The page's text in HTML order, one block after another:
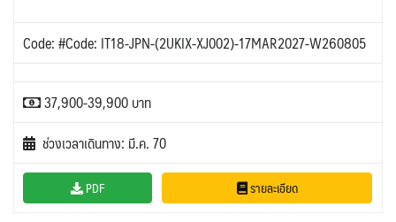
Code: #Code: IT18-JPN-(2UKIX-XJ002)-17MAR2027-W260805
37,900-39,900 บาท
ช่วงเวลาเดินทาง: มี.ค. 70
PDF รายละเอียด